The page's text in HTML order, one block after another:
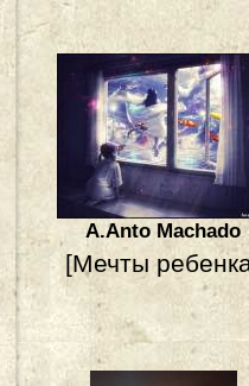
A.Anto Machado
[Мечты